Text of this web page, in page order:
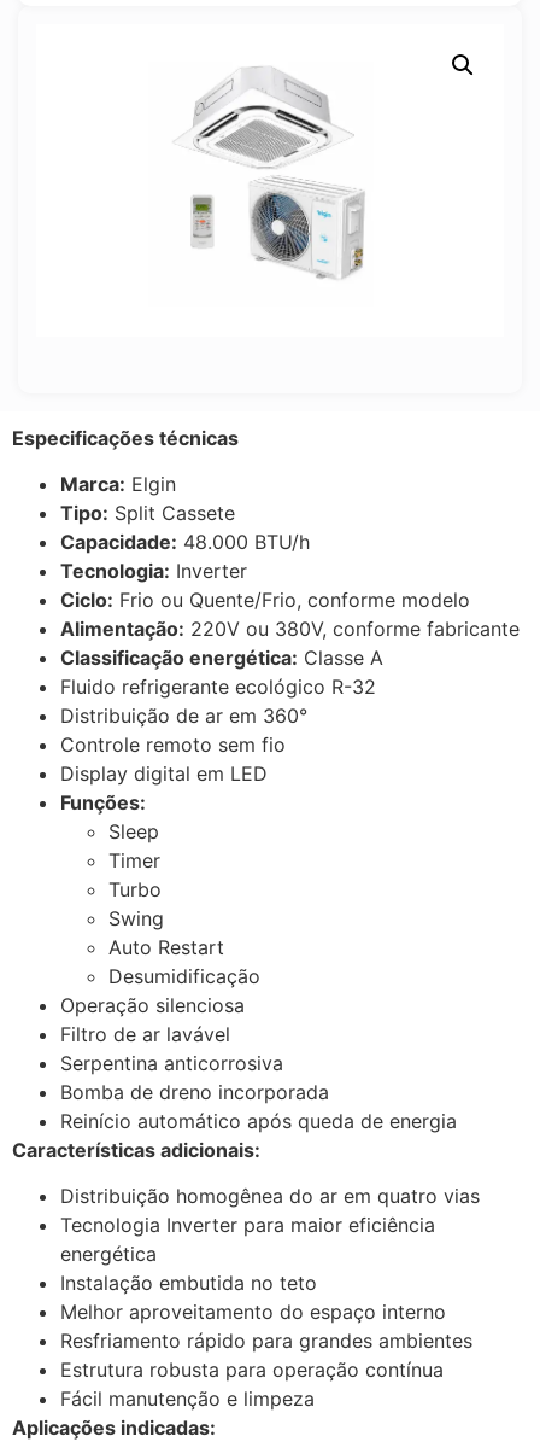
Especificações técnicas
Marca: Elgin
Tipo: Split Cassete
Capacidade: 48.000 BTU/h
Tecnologia: Inverter
Ciclo: Frio ou Quente/Frio, conforme modelo
Alimentação: 220V ou 380V, conforme fabricante
Classificação energética: Classe A
Fluido refrigerante ecológico R-32
Distribuição de ar em 360°
Controle remoto sem fio
Display digital em LED
Funções:
Sleep
Timer
Turbo
Swing
Auto Restart
Desumidificação
Operação silenciosa
Filtro de ar lavável
Serpentina anticorrosiva
Bomba de dreno incorporada
Reinício automático após queda de energia
Características adicionais:
Distribuição homogênea do ar em quatro vias
Tecnologia Inverter para maior eficiência
energética
Instalação embutida no teto
Melhor aproveitamento do espaço interno
Resfriamento rápido para grandes ambientes
Estrutura robusta para operação contínua
Fácil manutenção e limpeza
Aplicações indicadas: